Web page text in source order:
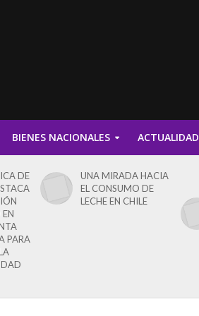
BIENES NACIONALES ACTUALIDAD
DE
PARA
UNA MIRADA HACIA
EL CONSUMO DE
LECHE EN CHILE